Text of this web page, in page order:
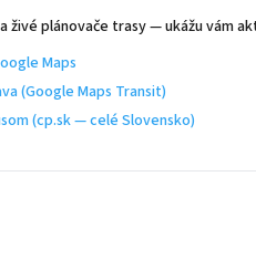
živé plánovače trasy — ukážu vám
Maps
(Google Maps Transit)
(cp.sk — celé Slovensko)